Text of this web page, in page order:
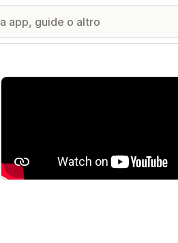
Galleria immagini in evidenza